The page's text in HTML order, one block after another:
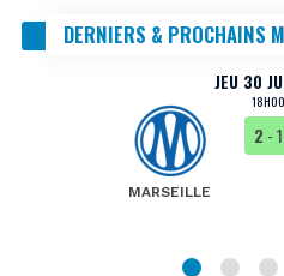
DERNIERS & PROCHAINS
JEU 30
18H00
MARSEILLE
2 - 1